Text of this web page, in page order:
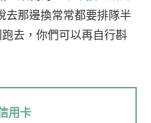
去那邊換常常都要排隊半
去，你們可以再自行斟
用卡